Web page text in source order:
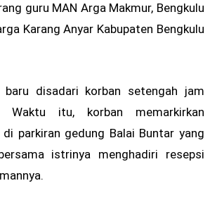
guru MAN Arga Makmur, Bengkulu
Karang Anyar Kabupaten Bengkulu
baru disadari korban setengah jam
Waktu itu, korban memarkirkan
parkiran gedung Balai Buntar yang
istrinya menghadiri resepsi